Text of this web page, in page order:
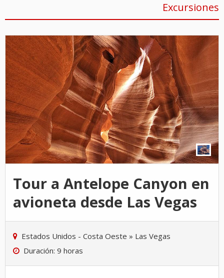
Excursiones
Tour a Antelope Canyon en
avioneta desde Las Vegas
Estados Unidos - Costa Oeste » Las Vegas
Duración: 9 horas